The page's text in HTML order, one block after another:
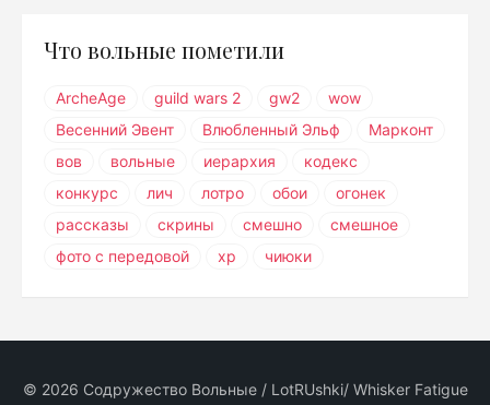
Что вольные пометили
ArcheAge guild wars 2 gw2
wow
Весенний Эвент
Влюбленный Эльф
Марконт
вов
вольные иерархия
кодекс
конкурс
лич лотро обои
огонек
рассказы
скрины смешно
смешное
фото с передовой
хр чиюки
© 2026 Содружество Вольные / LotRUshki/ Whisker Fatigue